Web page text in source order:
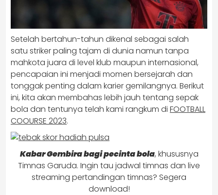
Setelah bertahun-tahun dikenal sebagai salah
satu striker paling tajam di dunia namun tanpa
mahkota juara di level klub maupun internasional,
pencapaian ini menjadi momen bersejarah dan
tonggak penting dalam karier gemilangnya. Berikut
ini, kita akan membahas lebih jauh tentang sepak
bola dan tentunya telah kami rangkum di FOOTBALL
COOURSE 2023.
Kabar Gembira bagi pecinta bola, khususnya
Timnas Garuda. Ingin tau jadwal timnas dan live
streaming pertandingan timnas? Segera
download!